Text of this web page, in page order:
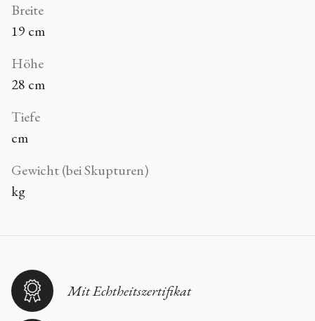
Breite
19 cm
Höhe
28 cm
Tiefe
cm
Gewicht (bei Skupturen)
kg
Mit Echtheitszertifikat